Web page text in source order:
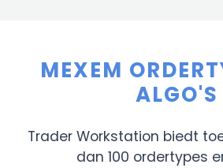
MEXEM
ALGO'S
Trader Workstation biedt
dan 100 ordertypes